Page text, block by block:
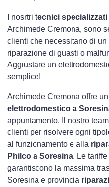
I nosrtri tecnici
Archimede Cremona, sono
clienti che necessitano di
riparazione di guasti o
Aggiustare un
semplice!
Archimede Cremona offre
elettrodomestico a
appuntamento. Il nostro
clienti per risolvere ogni
al funzionamento e alla
Philco a Soresina. Le
garantiscono la massima
Soresina e provincia